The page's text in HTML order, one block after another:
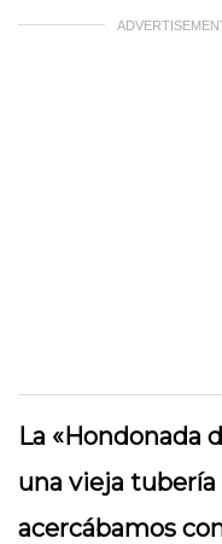
La «Hondonada
una vieja
acercábamos